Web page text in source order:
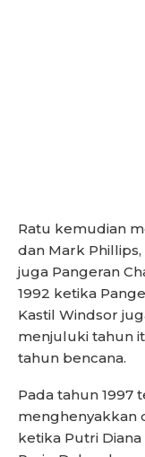
Ratu kemudian
dan Mark
juga Pangeran
1992 ketika
Kastil Windsor
menjuluki tahun
tahun bencana.
Pada tahun 1997
menghenyakkan
ketika Putri